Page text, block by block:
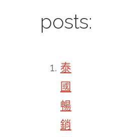
posts:
泰
國
暢
銷